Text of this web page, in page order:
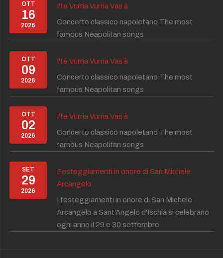
OTT
16
2026
I'te Vurria Vurria Vas à
Concerto classico napoletano The most
famous Neapolitan songs
OTT
09
2026
I'te Vurria Vurria Vas à
Concerto classico napoletano The most
famous Neapolitan songs
OTT
02
2026
I'te Vurria Vurria Vas à
Concerto classico napoletano The most
famous Neapolitan songs
SET
29
2026
Festeggiamenti in onore di San Michele
Arcangelo
I festeggiamenti in onore di San Michele
Arcangelo a Sant'Angelo d'Ischia si celebrano
ogni anno il 29 e 30 settembre